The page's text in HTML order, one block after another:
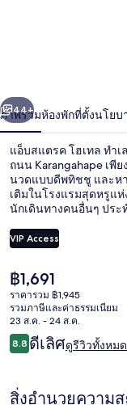
า
ถัดไป
44+
ภาพรวมห้องพักที่ตั้งนโยบ
แอ็บสแตรค โฮเทล ทำ
ถนน Karangahape เพี
นวดแบบดีพทิชชู และห
เติมในโรงแรมสุดหรูแ
นักเดินทางคนอื่นๆ ประ
VIP Access
ราคา
ปัจจุบัน
฿1,691
฿1,691
ราคารวม ฿1,945
รวมภาษีและค่าธรรมเนียม
23 ส.ค. - 24 ส.ค.
รีวิว
8.88.8 จาก 10
ดีเลิศดูรีวิวทั้งหม
สิ่งอำนวยความ